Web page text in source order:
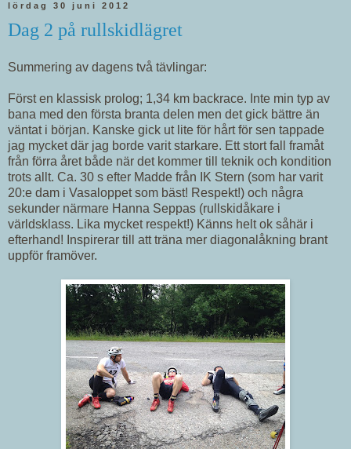
lördag 30 juni 2012
Dag 2 på rullskidlägret
Summering av dagens två tävlingar:
Först en klassisk prolog; 1,34 km backrace. Inte min typ av
bana med den första branta delen men det gick bättre än
väntat i början. Kanske gick ut lite för hårt för sen tappade
jag mycket där jag borde varit starkare. Ett stort fall framåt
från förra året både när det kommer till teknik och kondition
trots allt. Ca. 30 s efter Madde från IK Stern (som har varit
20:e dam i Vasaloppet som bäst! Respekt!) och några
sekunder närmare Hanna Seppas (rullskidåkare i
världsklass. Lika mycket respekt!) Känns helt ok såhär i
efterhand! Inspirerar till att träna mer diagonalåkning brant
uppför framöver.